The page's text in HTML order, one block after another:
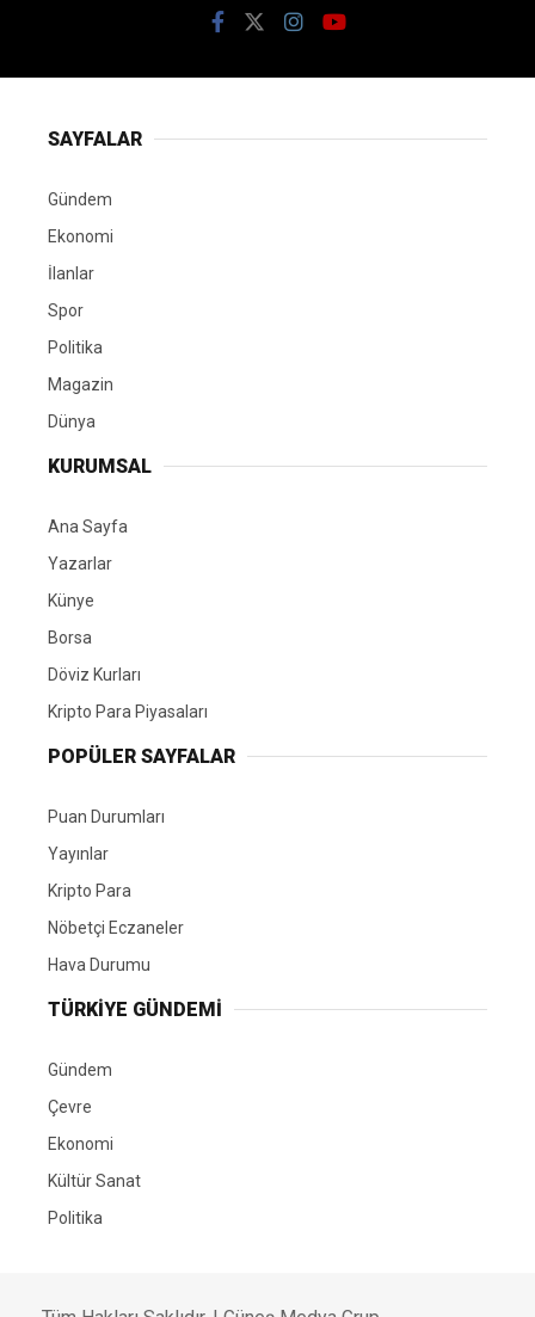
SAYFALAR
Gündem
Ekonomi
İlanlar
Spor
Politika
Magazin
Dünya
KURUMSAL
Ana Sayfa
Yazarlar
Künye
Borsa
Döviz Kurları
Kripto Para Piyasaları
POPÜLER SAYFALAR
Puan Durumları
Yayınlar
Kripto Para
Nöbetçi Eczaneler
Hava Durumu
TÜRKIYE GÜNDEMI
Gündem
Çevre
Ekonomi
Kültür Sanat
Politika